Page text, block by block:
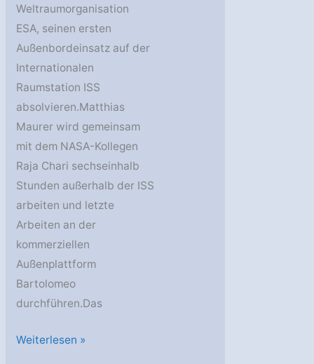
Weltraumorganisation
ESA, seinen ersten
Außenbordeinsatz auf der
Internationalen
Raumstation ISS
absolvieren.Matthias
Maurer wird gemeinsam
mit dem NASA-Kollegen
Raja Chari sechseinhalb
Stunden außerhalb der ISS
arbeiten und letzte
Arbeiten an der
kommerziellen
Außenplattform
Bartolomeo
durchführen.Das
Harte
Weiterlesen »